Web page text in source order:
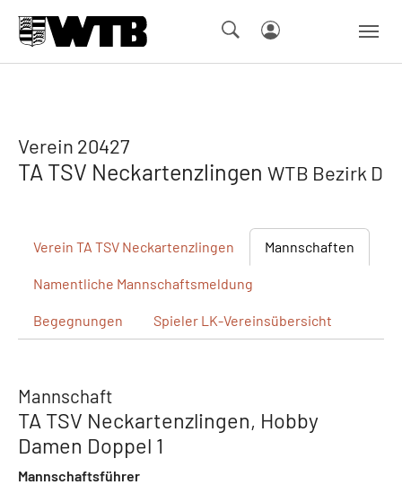
Verein 20427
TA TSV Neckartenzlingen WTB Bezirk D
Verein TA TSV Neckartenzlingen Mannschaften
Namentliche Mannschaftsmeldung
Begegnungen Spieler LK-Vereinsübersicht
Mannschaft
TA TSV Neckartenzlingen, Hobby
Damen Doppel 1
Mannschaftsführer